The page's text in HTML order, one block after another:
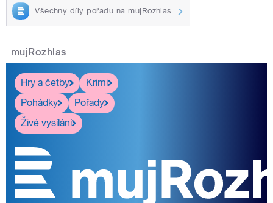
Všechny díly pořadu na mujRozhlas
mujRozhlas
Hry a četby
Krimi
Pohádky
Pořady
Živé vysílání